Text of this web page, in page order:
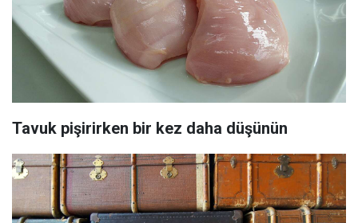
Tavuk pişirirken bir kez daha düşünün